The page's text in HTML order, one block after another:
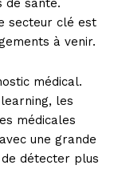
de santé.
secteur clé est
à venir.
médical.
les
médicales
une grande
détecter plus